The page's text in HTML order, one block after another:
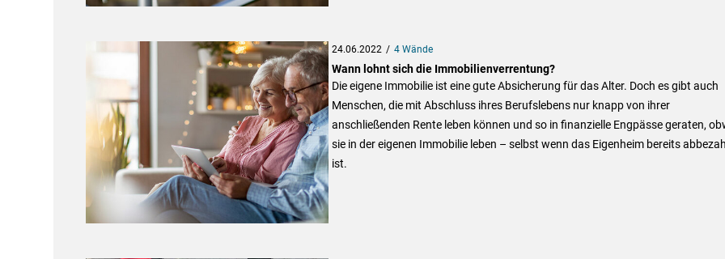
24.06.2022 4 Wände
Wann lohnt sich die Immobilienverrentung?
Die eigene Immobilie ist eine gute Absicherung für das Alter. Doch es gibt auch
Menschen, die mit Abschluss ihres Berufslebens nur knapp von ihrer
anschließenden Rente leben können und so in finanzielle Engpässe geraten,
sie in der eigenen Immobilie leben – selbst wenn das Eigenheim bereits
ist.